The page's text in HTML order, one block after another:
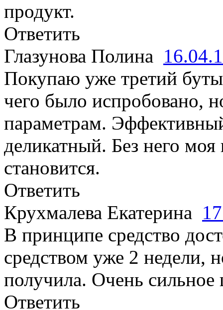
продукт.
Ответить
Глазунова Полина
Покупаю уже третий
чего было испробовано,
параметрам.
деликатный. Без него
становится.
Ответить
Крухмалева Екатерина
В принципе средство
средством уже 2 недели,
получила. Очень
Ответить